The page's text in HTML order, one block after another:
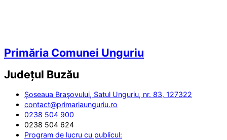
Primăria Comunei Unguriu
Județul Buzău
Şoseaua Braşovului, Satul Unguriu, nr. 83, 127322
contact@primariaunguriu.ro
0238 504 900
0238 504 624
Program de lucru cu publicul: